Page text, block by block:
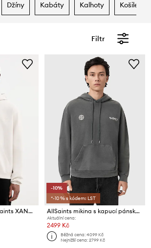
džíny kabáty kalhoty košile
Filtr
Bavlněná mikina AllSaints XANDER
-10%
*-10 % s kódem: LST
AllSaints mikina s kapucí pánská bavlněná EMBLEM
Aktuální cena:
2499 Kč
Běžná cena:4099 Kč
Nejnižší cena:2799 Kč